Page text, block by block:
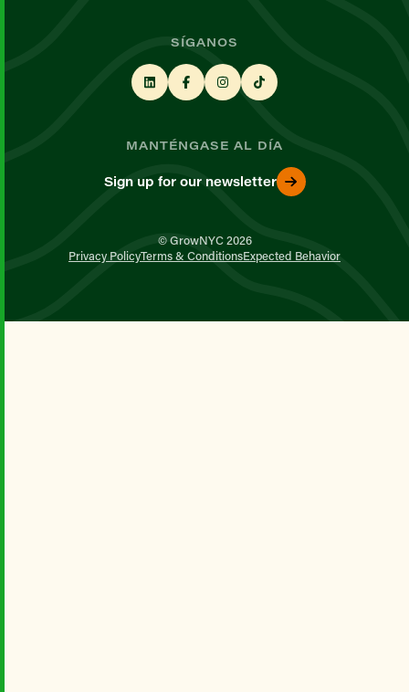
SÍGANOS
MANTÉNGASE AL DÍA
Sign up for our newsletter
© GrowNYC 2026
Privacy PolicyTerms & ConditionsExpected Behavior